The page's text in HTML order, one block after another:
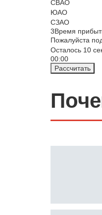
СВАО
ЮАО
СЗАО
3Время
Пожалуйста
Осталось 10
00:00
Рассчитать